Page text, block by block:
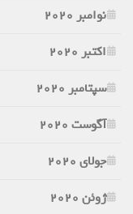
نوامبر 2020
اکتبر 2020
سپتامبر 2020
آگوست 2020
جولای 2020
ژوئن 2020